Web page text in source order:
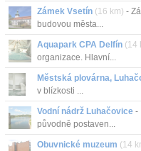
Zámek Vsetín (16 km) -
budovou města...
Aquapark CPA Delfín (14
organizace. Hlavní...
Městská plovárna,
v blízkosti ...
Vodní nádrž Luhačovice -
původně postaven...
Obuvnické muzeum (14